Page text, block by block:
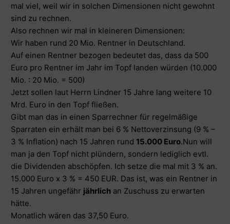
mal viel, weil wir in solchen Dimensionen nicht gewohnt
sind zu rechnen.
Also rechnen wir mal in kleineren Dimensionen:
Wir haben rund 20 Mio. Rentner in Deutschland.
Auf einen Rentner bezogen bedeutet das, dass da 500
Euro pro Rentner im Jahr im Topf landen würden (10.000
Mio. : 20 Mio. = 500)
Jetzt sollen laut Herrn Lindner 15 Jahre lang weitere 10
Mrd. Euro in den Topf fließen.
Gibt man das in einen Sparrechner für regelmäßige
Sparraten ein erhält man bei 6 % Nettoverzinsung (9 % –
3 % Inflation) nach 15 Jahren rund 15.000 Euro.Nun will
man ja den Topf nicht plündern, sondern lediglich evtl.
die Dividenden abschöpfen. Ich setze die mal mit 3 % an.
15.000 Euro x 3 % = 450 EUR. Das ist, was ein Rentner in
15 Jahren ungefähr jährlich an Zuschuss zu erwarten
hätte.
Monatlich wären das 37,50 Euro.